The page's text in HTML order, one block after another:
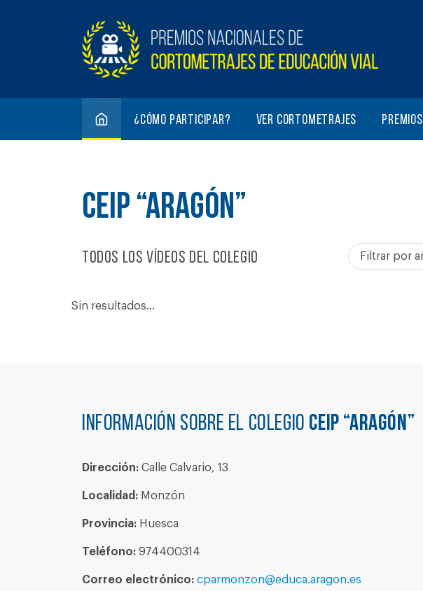
¿Cómo participar? Ver cortometrajes Premios
CEIP “ARAGÓN”
Todos los vídeos del colegio
Sin resultados...
Información sobre el colegio CEIP “ARAGÓN”
Dirección: Calle Calvario, 13
Localidad: Monzón
Provincia: Huesca
Teléfono: 974400314
Correo electrónico: cparmonzon@educa.aragon.es